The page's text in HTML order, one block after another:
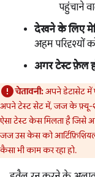
पहुंचाने
देखने के लिए
अहम परिदृश्यों
अगर टेस्ट फ़ेल
चेतावनी:अपने डेटासेट में
अपने टेस्ट सेट में, जज के फ़्यू-
ऐसा टेस्ट केस मिलता है जिसे
जज उस केस को
कैसा भी काम कर रहा हो.